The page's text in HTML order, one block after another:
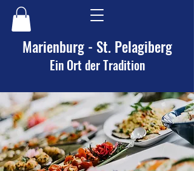
Marienburg - St. Pelagiberg
Ein Ort der Tradition